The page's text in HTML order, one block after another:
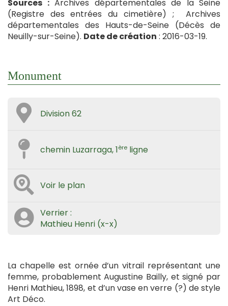
Sources :Archives départementales de la Seine
(Registre des entrées du cimetière) ; Archives
départementales des Hauts-de-Seine (Décès de
Neuilly-sur-Seine). Date de création : 2016-03-19.
Monument
Division 62
chemin Luzarraga, 1ère ligne
Voir le plan
Verrier :
Mathieu Henri (x-x)
La chapelle est ornée d’un vitrail représentant une
femme, probablement Augustine Bailly, et signé par
Henri Mathieu, 1898, et d’un vase en verre (?) de style
Art Déco.